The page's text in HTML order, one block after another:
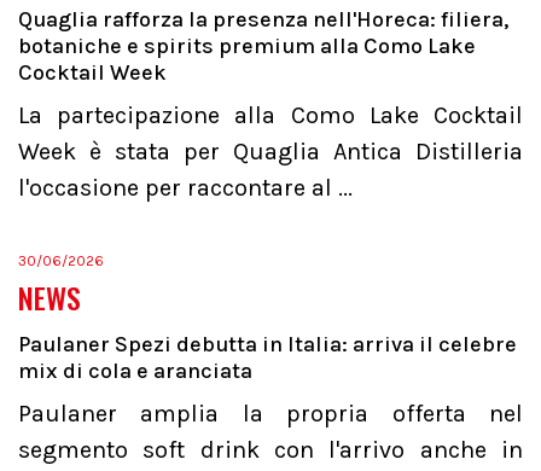
Quaglia rafforza la presenza nell'Horeca: filiera,
botaniche e spirits premium alla Como Lake
Cocktail Week
La partecipazione alla Como Lake Cocktail
Week è stata per Quaglia Antica Distilleria
l'occasione per raccontare al ...
30/06/2026
NEWS
Paulaner Spezi debutta in Italia: arriva il celebre
mix di cola e aranciata
Paulaner amplia la propria offerta nel
segmento soft drink con l'arrivo anche in